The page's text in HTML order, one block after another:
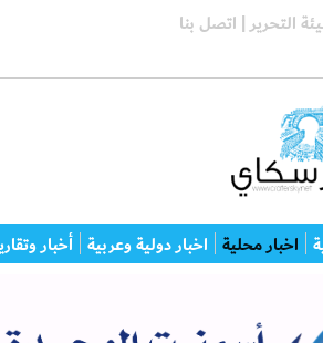
التحرير | اتصل بنا
اخبار محلية اخبار دولية وعربية أخبار